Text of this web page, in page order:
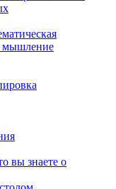
мышление
вы знаете о